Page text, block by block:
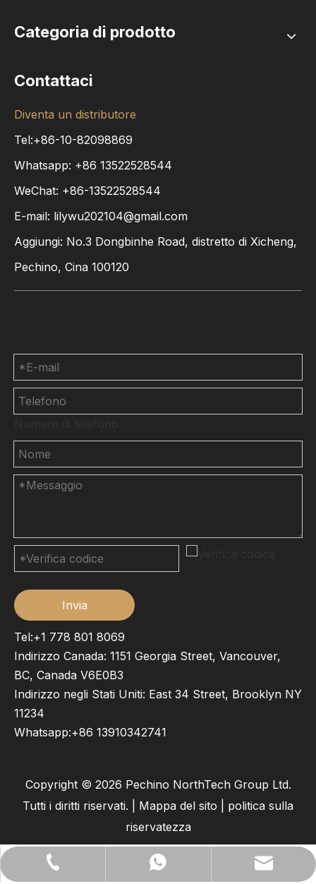
+ 13522528544
+86 13522528544
lilywu202104@gmail.com
Categoria di prodotto
Contattaci
Diventa un distributore
Tel:+86-10-82098869
Whatsapp: +86 13522528544
WeChat: +86-13522528544
E-mail: lilywu202104@gmail.com
Aggiungi: No.3 Dongbinhe Road, distretto di Xicheng,
Pechino, Cina 100120
Invia
Tel:+1 778 801 8069
Indirizzo Canada: 1151 Georgia Street, Vancouver,
BC, Canada V6E0B3
Indirizzo negli Stati Uniti: East 34 Street, Brooklyn NY
11234
Whatsapp:+86 13910342741
Copyright © 2026 Pechino NorthTech Group Ltd.
Tutti i diritti riservati. | Mappa del sito
politica sulla
riservatezza